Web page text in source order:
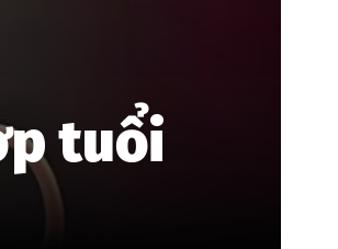
tuổi